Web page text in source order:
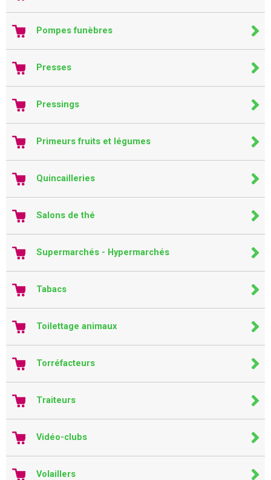
Pompes funèbres
Presses
Pressings
Primeurs fruits et légumes
Quincailleries
Salons de thé
Supermarchés - Hypermarchés
Tabacs
Toilettage animaux
Torréfacteurs
Traiteurs
Vidéo-clubs
Volaillers